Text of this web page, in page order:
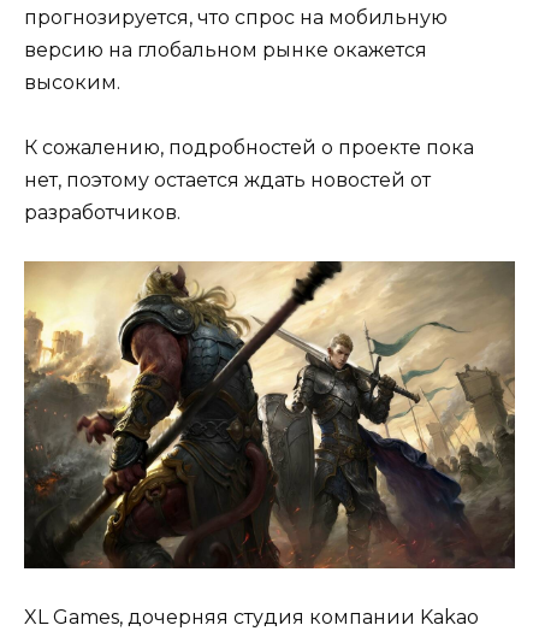
прогнозируется, что спрос на мобильную
версию на глобальном рынке окажется
высоким.
К сожалению, подробностей о проекте пока
нет, поэтому остается ждать новостей от
разработчиков.
XL Games, дочерняя студия компании Kakao